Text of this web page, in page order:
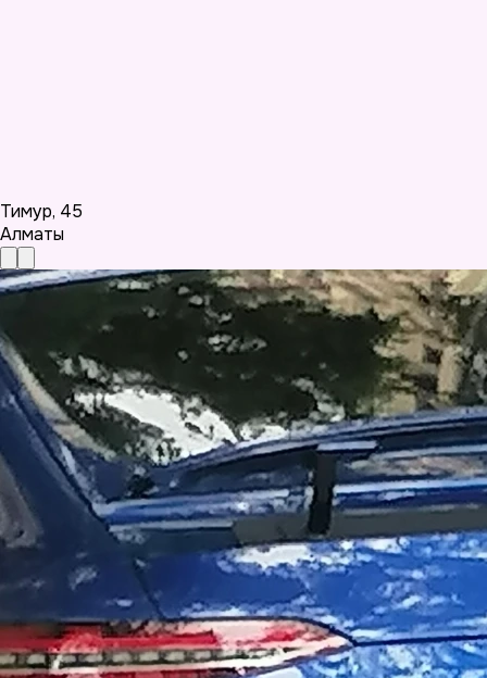
Тимур, 45
Алматы